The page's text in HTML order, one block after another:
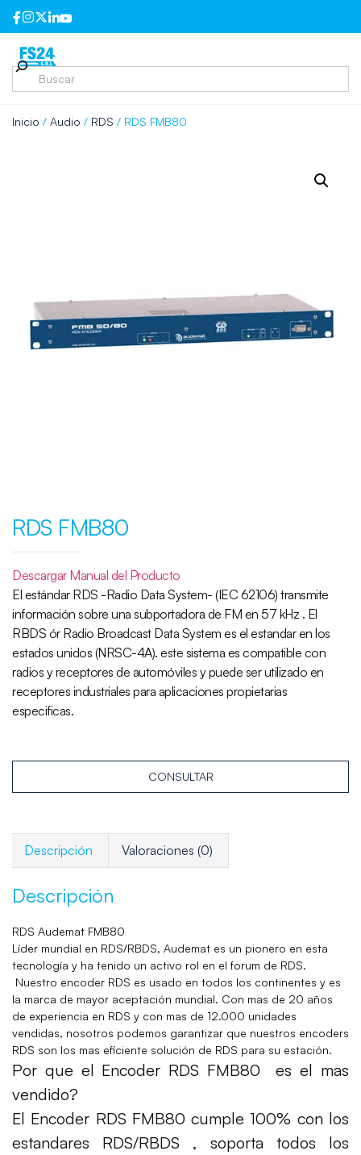
Inicio / Audio / RDS / RDS FMB80
RDS FMB80
Descargar Manual del Producto
El estándar RDS -Radio Data System- (IEC 62106) transmite
información sobre una subportadora de FM en 57 kHz . El
RBDS ór Radio Broadcast Data System es el estandar en los
estados unidos (NRSC-4A). este sistema es compatible con
radios y receptores de automóviles y puede ser utilizado en
receptores industriales para aplicaciones propietarias
especificas.
CONSULTAR
Descripción Valoraciones (0)
Descripción
RDS Audemat FMB80
Líder mundial en RDS/RBDS, Audemat es un pionero en esta
tecnología y ha tenido un activo rol en el forum de RDS.
Nuestro encoder RDS es usado en todos los continentes y es
la marca de mayor aceptación mundial. Con mas de 20 años
de experiencia en RDS y con mas de 12.000 unidades
vendidas, nosotros podemos garantizar que nuestros encoders
RDS son los mas eficiente solución de RDS para su estación.
Por que el Encoder RDS FMB80 es el mas
vendido?
El Encoder RDS FMB80 cumple 100% con los
estandares RDS/RBDS , soporta todos los